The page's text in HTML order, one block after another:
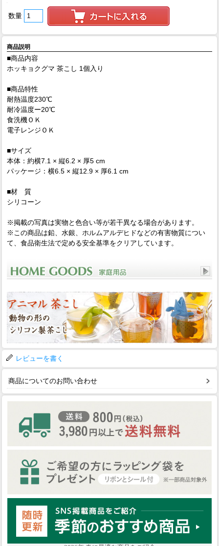
数量
商品説明
■商品内容
ホッキョクグマ 茶こし 1個入り
■商品特性
耐熱温度230℃
耐冷温度ー20℃
食洗機ＯＫ
電子レンジＯＫ
■サイズ
本体：約横7.1 × 縦6.2 × 厚5 cm
パッケージ：横6.5 × 縦12.9 × 厚6.1 cm
■材 質
シリコーン
※掲載の写真は実物と色合い等が若干異なる場合があります。
※この商品は鉛、水銀、ホルムアルデヒドなどの有害物質につい
て、食品衛生法で定める安全基準をクリアしています。
レビューを書く
商品についてのお問い合わせ